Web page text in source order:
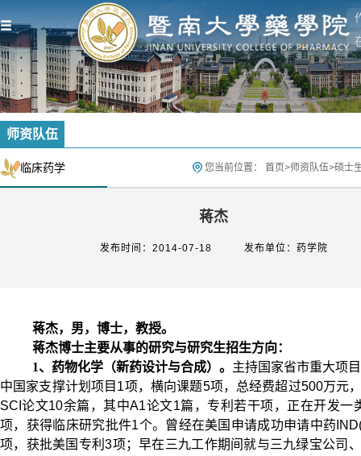
师资队伍
临床药学 您当前位置： 首页>师资队伍>硕士
蒋杰
发布时间：2014-07-18 发布单位：药学院
蒋杰，男，博士，教授。
蒋杰博士主要从事的研究与研究生招生方向：
1、药物化学（新药设计与合成）。 主持国家省市重大项目
中国家支撑计划项目 1项，横向课题5项，总经费超过500万元
SCI 论文10余篇，其中A1论文1篇，专利若干项，正在开发一
项，获得临床研究批件1个。曾经在美国申请成功申请中药
项，获批美国专利3项；早在三九工作期间就与三九绿宝公司